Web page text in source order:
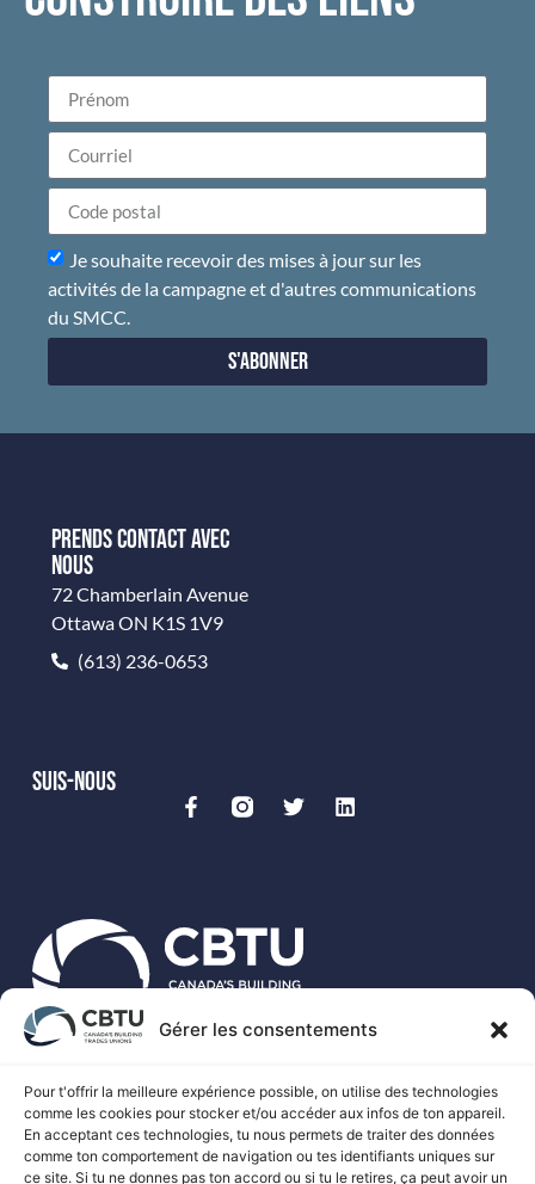
Gérer les consentements
Pour t'offrir la meilleure expérience possible, on utilise des technologies
comme les cookies pour stocker et/ou accéder aux infos de ton appareil.
En acceptant ces technologies, tu nous permets de traiter des données
comme ton comportement de navigation ou tes identifiants uniques sur
ce site. Si tu ne donnes pas ton accord ou si tu le retires, ça peut avoir un
Je souhaite recevoir des mises à jour sur les
activités de la campagne et d'autres communications
du SMCC.
S'abonner
travailleurs syndiqués des métiers spécialisés au Canada.
PRENDS CONTACT AVEC
NOUS
72 Chamberlain Avenue
Ottawa ON K1S 1V9
(613) 236-0653
SUIS-NOUS